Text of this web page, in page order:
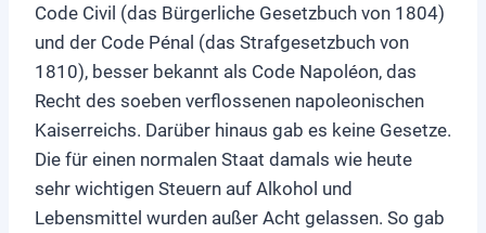
Code Civil (das Bürgerliche Gesetzbuch von 1804)
und der Code Pénal (das Strafgesetzbuch von
1810), besser bekannt als Code Napoléon, das
Recht des soeben verflossenen napoleonischen
Kaiserreichs. Darüber hinaus gab es keine Gesetze.
Die für einen normalen Staat damals wie heute
sehr wichtigen Steuern auf Alkohol und
Lebensmittel wurden außer Acht gelassen. So gab